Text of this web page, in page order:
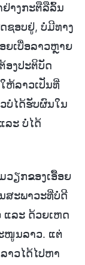
ຢ່າງກະຕືລືລົ້ນ
ຊອບຢູ່, ບໍ່ມີທາງ
ຍເບື່ອລາວຫຼາຍ
ອງປະຕິບັດ
ຫ້ລາວເປັນທີ່
ບໍ່ໄດ້ຮັບຜົນໃນ
ລະ ບໍ່ໄດ້
ວຽກຂອງເອື້ອຍ
ສະພາວະທີ່ບໍ່ດີ
ແລະ ດ້ວຍເຫດ
ໜູນລາວ. ແຕ່
າວໄດ້ໄປຫາ